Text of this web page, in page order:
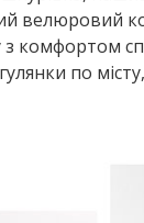
велюровий
з комфортом
по місту,